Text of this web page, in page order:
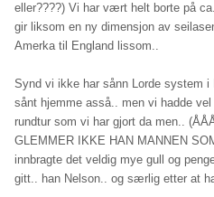
eller????) Vi har vært helt borte på
gir liksom en ny dimensjon av
Amerka til England lissom..
Synd vi ikke har sånn Lorde system
sånt hjemme asså.. men vi hadde
rundtur som vi har gjort da men..
GLEMMER IKKE HAN MANNEN
innbragte det veldig mye gull og
gitt.. han Nelson.. og særlig etter at